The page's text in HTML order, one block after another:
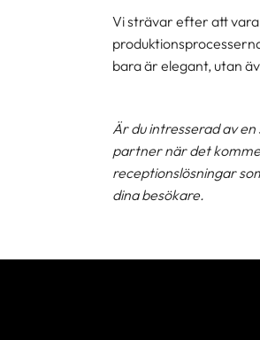
Vi strävar efter att
bara är elegant, utan
Är du intresserad av
partner när det
receptionslösningar
dina besökare.